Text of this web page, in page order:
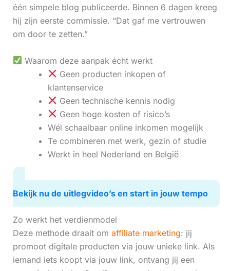
één simpele blog publiceerde. Binnen 6 dagen kreeg
hij zijn eerste commissie. “Dat gaf me vertrouwen
om door te zetten.”
Waarom deze aanpak écht werkt
Geen producten inkopen of
klantenservice
Geen technische kennis nodig
Geen hoge kosten of risico’s
Wél schaalbaar online inkomen mogelijk
Te combineren met werk, gezin of studie
Werkt in heel Nederland en België
Bekijk nu de uitlegvideo’s en start in jouw tempo
Zo werkt het verdienmodel
Deze methode draait om affiliate marketing: jij
promoot digitale producten via jouw unieke link. Als
iemand iets koopt via jouw link, ontvang jij een